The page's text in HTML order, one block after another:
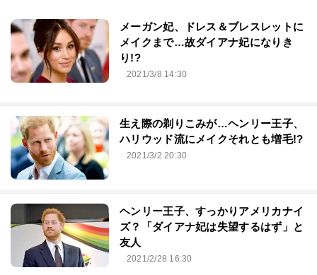
メーガン妃、ドレス＆ブレスレットに
メイクまで…故ダイアナ妃になりき
り!?
2021/3/8 14:30
生え際の剃りこみが…ヘンリー王子、
ハリウッド流にメイクそれとも増毛!?
2021/3/2 20:30
ヘンリー王子、すっかりアメリカナイ
ズ？「ダイアナ妃は失望するはず」と
友人
2021/2/28 16:30